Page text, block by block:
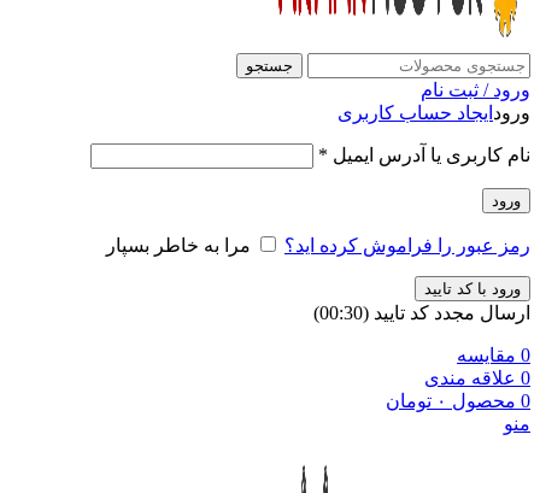
جستجو
ورود / ثبت نام
ورود ایجاد حساب کاربری
نام کاربری یا آدرس ایمیل *
ورود
رمز عبور را فراموش کرده اید؟ مرا به خاطر بسپار
ورود با کد تایید
ارسال مجدد کد تایید (00:
30
)
0 مقایسه
0 علاقه مندی
0 محصول ۰ تومان
منو